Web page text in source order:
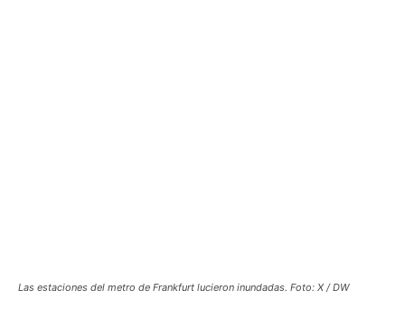
Las estaciones del metro de Frankfurt lucieron inundadas. Foto: X / DW